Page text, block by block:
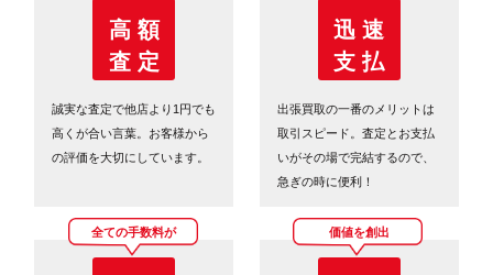
高 額
査 定
誠実な査定で他店より1円でも
高くが合い言葉。お客様から
の評価を大切にしています。
迅 速
支 払
出張買取の一番のメリットは
取引スピード。査定とお支払
いがその場で完結するので、
急ぎの時に便利！
全ての手数料が 価値を創出